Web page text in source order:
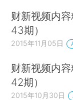
财新视频内
43期）
2015年11月05日
财新视频内
42期）
2015年10月30日